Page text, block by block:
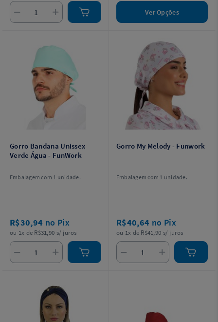
Ver Opções
Gorro Bandana Unissex
Verde Água - FunWork
Embalagem com 1 unidade.
R$30,94 no Pix
ou 1x de R$31,90 s/ juros
Gorro My Melody - Funwork
Embalagem com 1 unidade.
R$40,64 no Pix
ou 1x de R$41,90 s/ juros